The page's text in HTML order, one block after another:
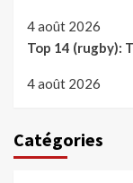
4 août 2026
Top 14 (rugby):
4 août 2026
Catégories